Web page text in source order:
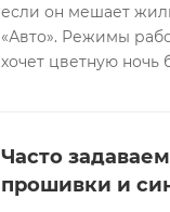
если он мешает
«Авто». Режимы
хочет цветную ночь
Часто
прошивки и